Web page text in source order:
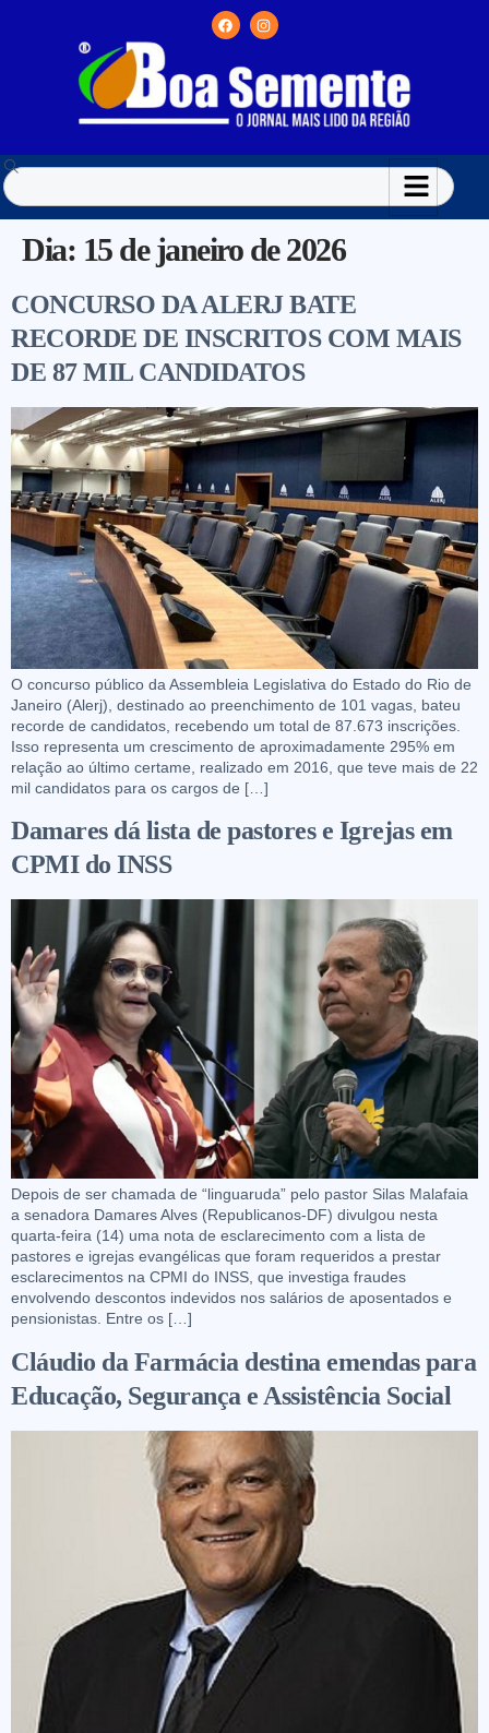
Dia: 15 de janeiro de 2026
CONCURSO DA ALERJ BATE
RECORDE DE INSCRITOS COM MAIS
DE 87 MIL CANDIDATOS
O concurso público da Assembleia Legislativa do Estado do Rio de
Janeiro (Alerj), destinado ao preenchimento de 101 vagas, bateu
recorde de candidatos, recebendo um total de 87.673 inscrições.
Isso representa um crescimento de aproximadamente 295% em
relação ao último certame, realizado em 2016, que teve mais de 22
mil candidatos para os cargos de […]
Damares dá lista de pastores e Igrejas em
CPMI do INSS
Depois de ser chamada de “linguaruda” pelo pastor Silas Malafaia
a senadora Damares Alves (Republicanos-DF) divulgou nesta
quarta-feira (14) uma nota de esclarecimento com a lista de
pastores e igrejas evangélicas que foram requeridos a prestar
esclarecimentos na CPMI do INSS, que investiga fraudes
envolvendo descontos indevidos nos salários de aposentados e
pensionistas. Entre os […]
Cláudio da Farmácia destina emendas para
Educação, Segurança e Assistência Social